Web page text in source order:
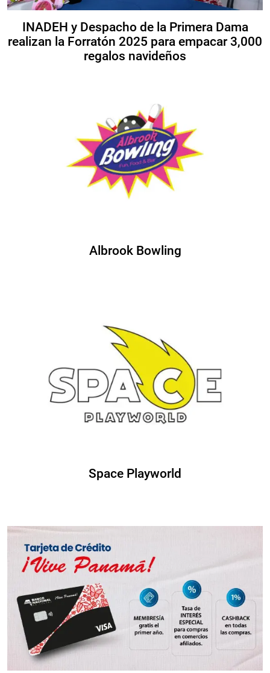
INADEH y Despacho de la Primera Dama
realizan la Forratón 2025 para empacar 3,000
regalos navideños
Albrook Bowling
Space Playworld